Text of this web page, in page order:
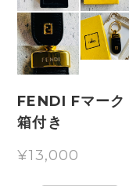
FENDI Fマーク
箱付き
¥13,000